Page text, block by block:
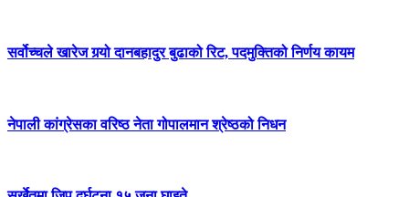
सर्वोच्चले खारेज गर्‍यो दानबहादुर बुढाको रिट, पदमुक्तिको निर्णय कायम
नेपाली कांग्रेसका वरिष्ठ नेता गोपालमान श्रेष्ठको निधन